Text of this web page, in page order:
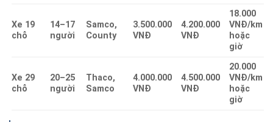
Xe 19
chỗ
14–17
người
Samco,
County
3.500.000
VNĐ
4.200.000
VNĐ
18.000
VNĐ/km
hoặc
giờ
Xe 29
chỗ
20–25
người
Thaco,
Samco
4.000.000
VNĐ
4.500.000
VNĐ
20.000
VNĐ/km
hoặc
giờ